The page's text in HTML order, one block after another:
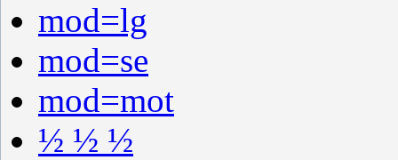
mod=lg
mod=se
mod=mot
½ ½ ½